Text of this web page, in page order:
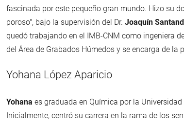
fascinada por este pequeño gran mundo. Hizo su
poroso", bajo la supervisión del Dr. Joaquín
quedó trabajando en el IMB-CNM como ingeniera
del Área de Grabados Húmedos y se encarga de
Yohana López Aparicio
Yohana es graduada en Química por la
Inicialmente, centró su carrera en la rama de los